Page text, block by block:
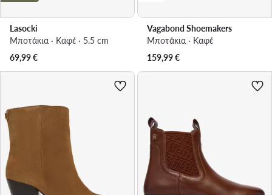
Lasocki
Μποτάκια · Καφέ · 5.5 cm
69,99€
Vagabond Shoemakers
Μποτάκια · Καφέ
159,99€